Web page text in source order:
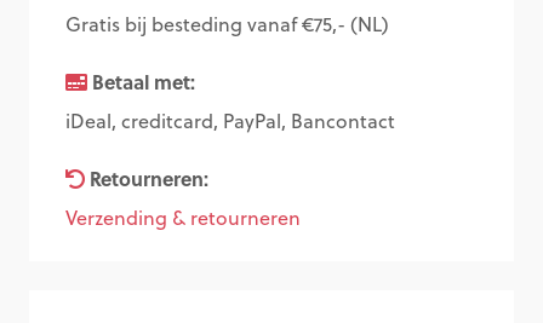
Gratis bij besteding vanaf €75,- (NL)
Betaal met:
iDeal, creditcard, PayPal, Bancontact
Retourneren:
Verzending & retourneren